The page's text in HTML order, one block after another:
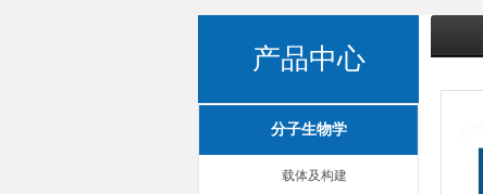
产品中心
分子生物学
载体及构建